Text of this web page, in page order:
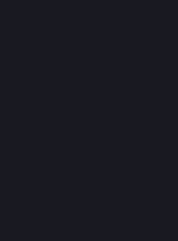
Recuerda que puedes
cancelada, la suscripción
pero mantendrás el
dicha suscripción hasta el
Es posible solicitar un
adquiridos a través de